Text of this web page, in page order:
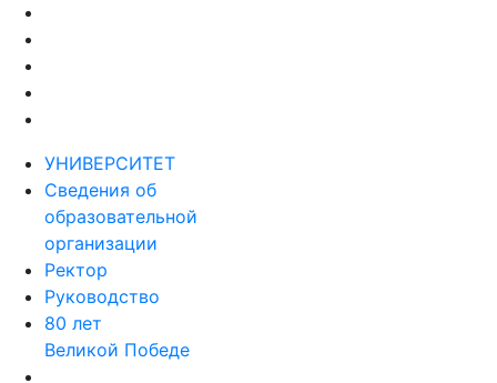
УНИВЕРСИТЕТ
Сведения об
образовательной
организации
Ректор
Руководство
80 лет
Великой Победе